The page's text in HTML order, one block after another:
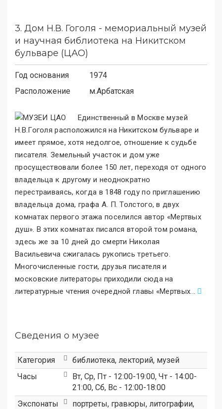
3. Дом Н.В. Гоголя - мемориальный музей
и научная библиотека на Никитском
бульваре (ЦАО)
Год основания
1974
Расположение
м.Арбатская
Единственный в Москве музей
Н.В.Гоголя расположился на Никитском бульваре и
имеет прямое, хотя недолгое, отношение к судьбе
писателя. Земельный участок и дом уже
просуществовали более 150 лет, переходя от одного
владельца к другому и неоднократно
перестраиваясь, когда в 1848 году по приглашению
владельца дома, графа А. П. Толстого, в двух
комнатах первого этажа поселился автор «Мертвых
душ». В этих комнатах писался второй том романа,
здесь же за 10 дней до смерти Николая
Васильевича сжигалась рукопись третьего.
Многочисленные гости, друзья писателя и
московские литераторы приходили сюда на
литературные чтения очередной главы «Мертвых...
Сведения о музее
Категория библиотека, лекторий, музей
Часы
Вт, Ср, Пт - 12:00-19:00, Чт - 14:00-
21:00, Сб, Вс - 12:00-18:00
Экспонаты
портреты, гравюры, литографии,